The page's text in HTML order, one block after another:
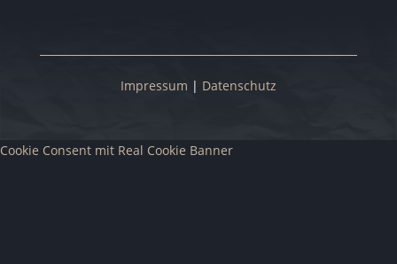
Impressum | Datenschutz
Cookie Consent mit Real Cookie Banner